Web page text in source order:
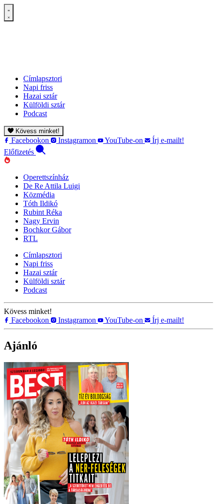
Címlapsztori
Napi friss
Hazai sztár
Külföldi sztár
Podcast
Kövess minket!
Facebookon Instagramon YouTube-on
Írj e-mailt!
Előfizetés
Operettszínház
De Re Attila Luigi
Közmédia
Tóth Ildikó
Rubint Réka
Nagy Ervin
Bochkor Gábor
RTL
Címlapsztori
Napi friss
Hazai sztár
Külföldi sztár
Podcast
Kövess minket!
Facebookon
Instagramon YouTube-on Írj e-mailt!
Ajánló